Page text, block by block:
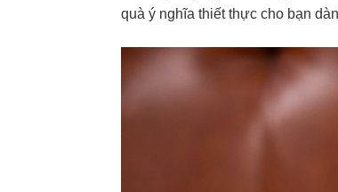
quà ý nghĩa thiết thực cho bạn